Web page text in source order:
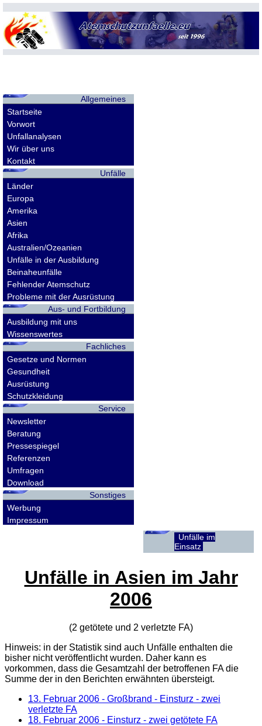
Allgemeines
Startseite
Vorwort
Unfallanalysen
Wir über uns
Kontakt
Unfälle
Länder
Europa
Amerika
Asien
Afrika
Australien/Ozeanien
Unfälle in der Ausbildung
Beinaheunfälle
Fehlender Atemschutz
Probleme mit der Ausrüstung
Aus- und Fortbildung
Ausbildung mit uns
Wissenswertes
Fachliches
Gesetze und Normen
Gesundheit
Ausrüstung
Schutzkleidung
Service
Newsletter
Beratung
Pressespiegel
Referenzen
Umfragen
Download
Sonstiges
Werbung
Impressum
Unfälle im
Einsatz
Unfälle in Asien im Jahr
2006
(2 getötete und 2 verletzte FA)
Hinweis: in der Statistik sind auch Unfälle enthalten die
bisher nicht veröffentlicht wurden. Daher kann es
vorkommen, dass die Gesamtzahl der betroffenen FAdie
Summe der in den Berichten erwähnten übersteigt.
13. Februar 2006 - Großbrand - Einsturz - zwei
verletzte FA
18. Februar 2006 - Einsturz - zwei getötete FA